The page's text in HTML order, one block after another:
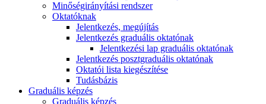
Minőségirányítási rendszer
Oktatóknak
Jelentkezés, megújítás
Jelentkezés graduális oktatónak
Jelentkezési lap graduális oktatónak
Jelentkezés posztgraduális oktatónak
Oktatói lista kiegészítése
Tudásbázis
Graduális képzés
Graduális képzés